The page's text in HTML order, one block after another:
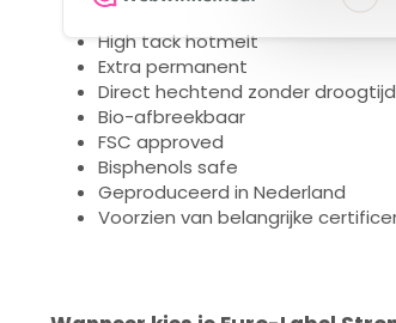
High tack hotmelt
Extra permanent
Direct hechtend zonder droogtijd
Bio-afbreekbaar
FSC approved
Bisphenols safe
Geproduceerd in Nederland
Voorzien van belangrijke